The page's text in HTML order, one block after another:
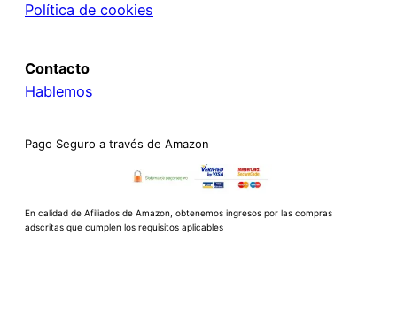
Política de cookies
Contacto
Hablemos
Pago Seguro a través de Amazon
En calidad de Afiliados de Amazon, obtenemos ingresos por las compras
adscritas que cumplen los requisitos aplicables